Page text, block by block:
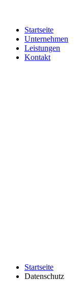
Startseite
Unternehmen
Leistungen
Kontakt
Startseite
Datenschutz